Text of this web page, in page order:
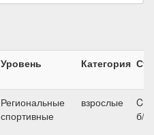
Уровень Категория
Региональные
спортивные
взрослые
б/у